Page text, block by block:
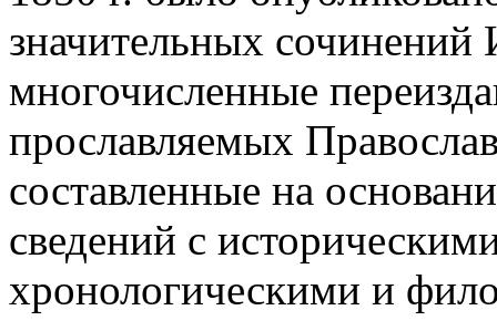
значительных
многочисленные
прославляемых
составленные на
сведений с
хронологическими и